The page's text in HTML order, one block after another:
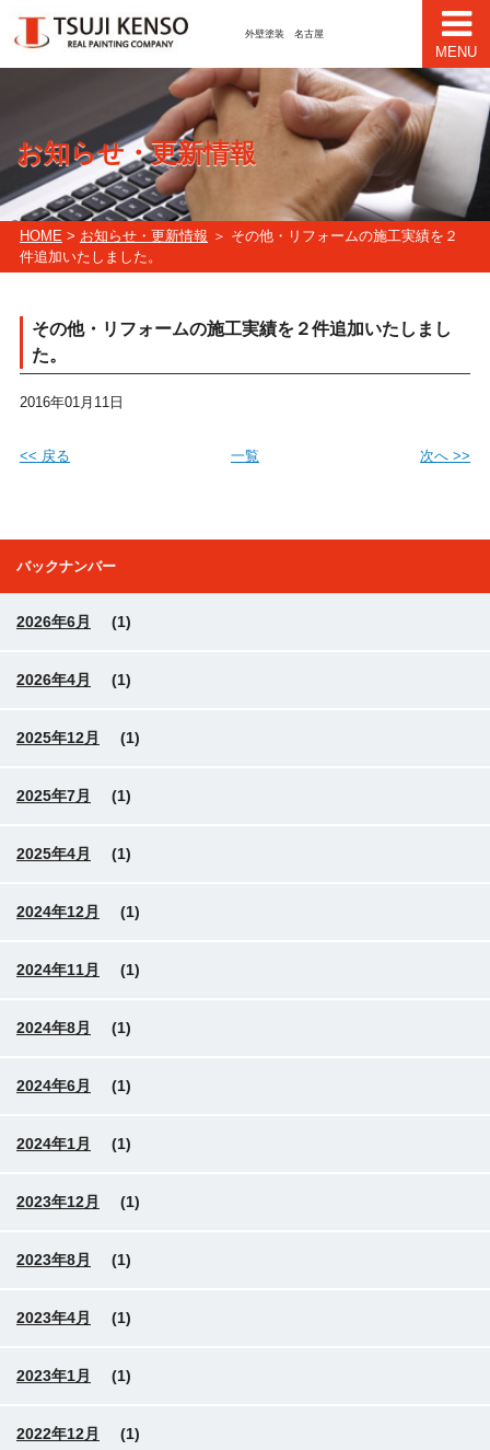
外壁塗装 名古屋
MENU
お知らせ・更新情報
HOME> お知らせ・更新情報 ＞ その他・リフォームの施工実績を２
件追加いたしました。
その他・リフォームの施工実績を２件追加いたしまし
た。
2016年01月11日
<< 戻る 一覧 次へ >>
バックナンバー
2026年6月 (1)
2026年4月 (1)
2025年12月 (1)
2025年7月 (1)
2025年4月 (1)
2024年12月 (1)
2024年11月 (1)
2024年8月 (1)
2024年6月 (1)
2024年1月 (1)
2023年12月 (1)
2023年8月 (1)
2023年4月 (1)
2023年1月 (1)
2022年12月 (1)